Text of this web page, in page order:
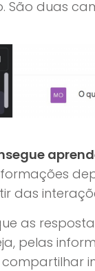
São duas
das
as
pelas